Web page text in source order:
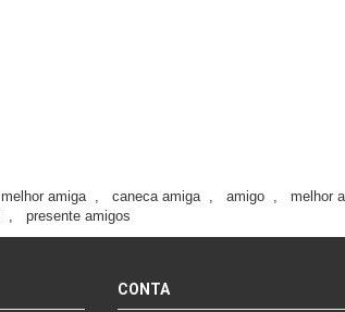
melhor amiga , caneca amiga , amigo , melhor
, presente amigos
CONTA